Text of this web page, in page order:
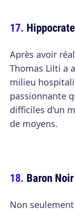
Hippocrate
Après avoir
Thomas Lilti a
milieu
passionnante
difficiles d'un
de moyens.
Baron Noir
Non